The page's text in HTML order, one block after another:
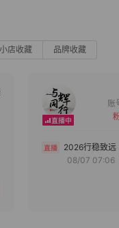
小店收藏 品牌收藏
2026行稳致远
08/07 07:06